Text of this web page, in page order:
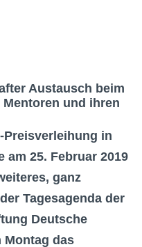
Austausch beim
und ihren
Preisverleihung in
25. Februar 2019
ganz
Tagesagenda der
Deutsche
Montag das